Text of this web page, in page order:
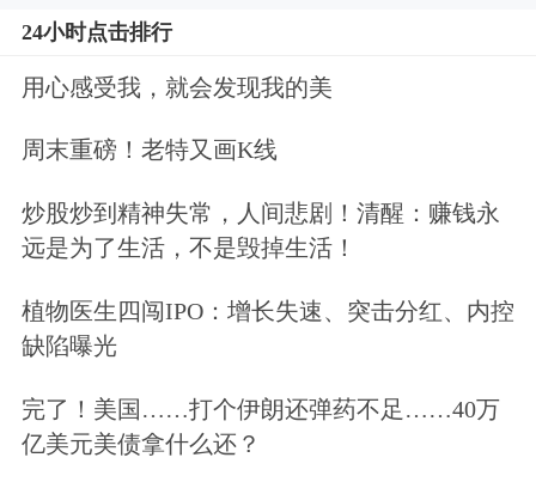
24小时点击排行
用心感受我，就会发现我的美
周末重磅！老特又画K线
炒股炒到精神失常，人间悲剧！清醒：赚钱永
远是为了生活，不是毁掉生活！
植物医生四闯IPO：增长失速、突击分红、内控
缺陷曝光
完了！美国……打个伊朗还弹药不足……40万
亿美元美债拿什么还？